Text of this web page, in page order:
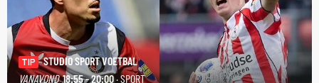
TIP
STUDIO SPORT VOETBAL
VANAVOND 18:55 - 20:00· SPORT